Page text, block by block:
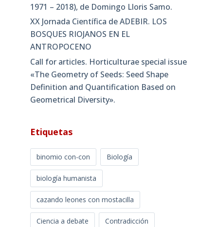
1971 – 2018), de Domingo Lloris Samo.
XX Jornada Científica de ADEBIR. LOS
BOSQUES RIOJANOS EN EL
ANTROPOCENO
Call for articles. Horticulturae special issue
«The Geometry of Seeds: Seed Shape
Definition and Quantification Based on
Geometrical Diversity»​.
Etiquetas
binomio con-con Biología
biología humanista
cazando leones con mostacilla
Ciencia a debate Contradicción